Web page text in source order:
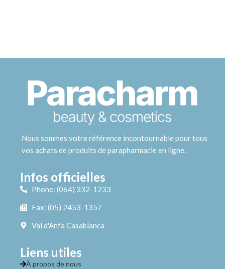
Nous sommes votre référence incontournable pour tous
vos achats de produits de parapharmacie en ligne.
Infos officielles
Phone: (064) 332-1233
Fax: (05) 2453-1357
Val d'Anfa Casablanca
Liens utiles
À propos de nous